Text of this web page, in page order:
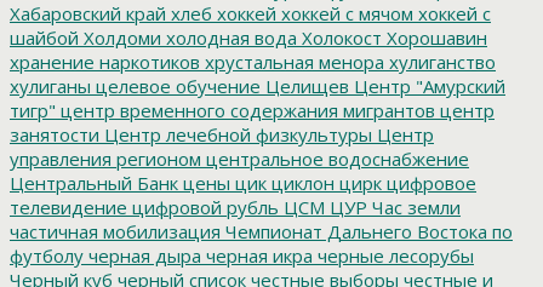
Хабаровский край хлеб хоккей хоккей с мячом хоккей с
шайбой Холдоми холодная вода Холокост Хорошавин
хранение наркотиков хрустальная менора хулиганство
хулиганы целевое обучение Целищев Центр "Амурский
тигр" центр временного содержания мигрантов центр
занятости Центр лечебной физкультуры Центр
управления регионом центральное водоснабжение
Центральный Банк цены цик циклон цирк цифровое
телевидение цифровой рубль ЦСМ ЦУР Час земли
частичная мобилизация Чемпионат Дальнего Востока по
футболу черная дыра черная икра черные лесорубы
Черный куб черный список честные выборы честные и